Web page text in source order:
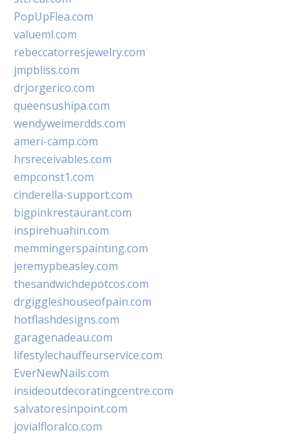
PopUpFlea.com
valueml.com
rebeccatorresjewelry.com
jmpbliss.com
drjorgerico.com
queensushipa.com
wendyweimerdds.com
ameri-camp.com
hrsreceivables.com
empconst1.com
cinderella-support.com
bigpinkrestaurant.com
inspirehuahin.com
memmingerspainting.com
jeremypbeasley.com
thesandwichdepotcos.com
drgiggleshouseofpain.com
hotflashdesigns.com
garagenadeau.com
lifestylechauffeurservice.com
EverNewNails.com
insideoutdecoratingcentre.com
salvatoresinpoint.com
jovialfloralco.com